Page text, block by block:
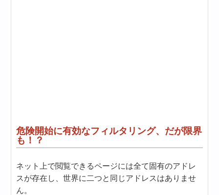
危険開始に有効なフィルタリング、だが限界
も！？
ネット上で閲覧できるページには全て固有のアドレ
スが存在し、世界に二つと同じアドレスはありませ
ん。